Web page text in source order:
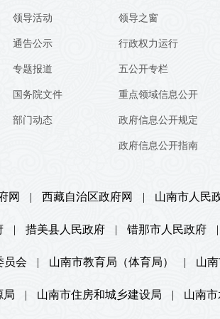
领导活动
通告公示
专题报道
国务院文件
部门动态
领导之窗
行政权力运行
五公开专栏
重点领域信息公开
政府信息公开规定
政府信息公开指南
网 | 西藏自治区政府网 | 山南市人民
| 措美县人民政府 | 错那市人民政府 |
员会 | 山南市教育局（体育局） | 山
局 | 山南市住房和城乡建设局 | 山南